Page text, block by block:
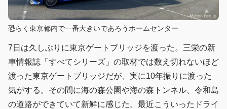
恐らく東京都内で一番大きいであろうホームセンター
7日は久しぶりに東京ゲートブリッジを渡った。三栄の新
車情報誌「すべてシリーズ」の取材では数え切れないほど
渡った東京ゲートブリッジだが、実に10年振りに渡った
気がする。その間に海の森公園や海の森トンネル、令和島
の道路ができていて新鮮に感じた。最近こういったドライ